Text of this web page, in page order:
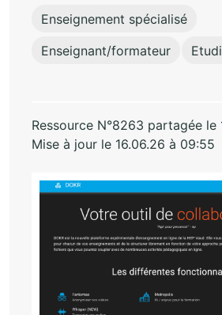
Enseignement spécialisé
Enseignant/formateur
Ressource N°8263 partagée le
Mise à jour le 16.06.26 à 09:55